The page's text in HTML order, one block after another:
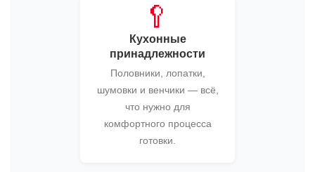
🥄
Кухонные
принадлежности
Половники, лопатки,
шумовки и венчики — всё,
что нужно для
комфортного процесса
готовки.